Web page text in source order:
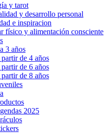
y tarot
y desarrollo personal
e inspiracion
físico y alimentación consciente
3 años
de 4 años
de 6 años
de 8 años
2025